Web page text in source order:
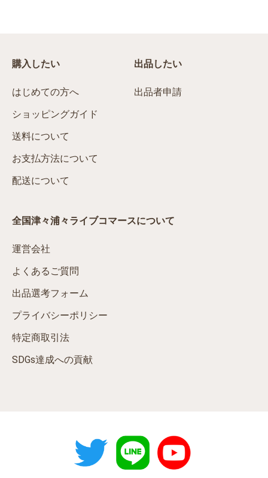
購入したい
はじめての方へ
ショッピングガイド
送料について
お支払方法について
配送について
出品したい
出品者申請
全国津々浦々ライブコマースについて
運営会社
よくあるご質問
出品選考フォーム
プライバシーポリシー
特定商取引法
SDGs達成への貢献